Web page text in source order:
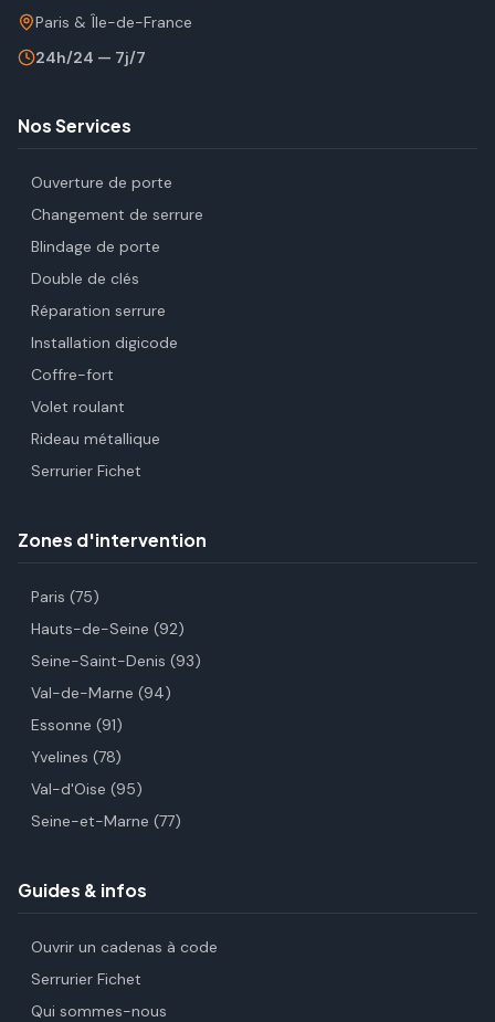
Paris & Île-de-France
24h/24 — 7j/7
Nos Services
Ouverture de porte
Changement de serrure
Blindage de porte
Double de clés
Réparation serrure
Installation digicode
Coffre-fort
Volet roulant
Rideau métallique
Serrurier Fichet
Zones d'intervention
Paris (75)
Hauts-de-Seine (92)
Seine-Saint-Denis (93)
Val-de-Marne (94)
Essonne (91)
Yvelines (78)
Val-d'Oise (95)
Seine-et-Marne (77)
Guides & infos
Ouvrir un cadenas à code
Serrurier Fichet
Qui sommes-nous